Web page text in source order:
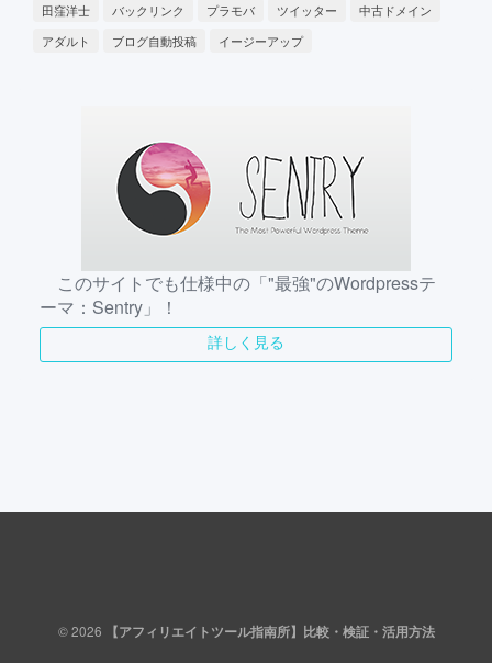
田窪洋士
バックリンク プラモバ ツイッター
中古ドメイン
アダルト
ブログ自動投稿 イージーアップ
このサイトでも仕様中の「"最強"のWordpressテ
ーマ：Sentry」！
詳しく見る
© 2026 【アフィリエイトツール指南所】比較・検証・活用方法